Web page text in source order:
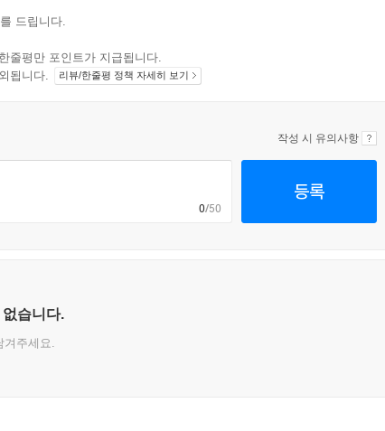
드립니다.
줄평만 포인트가 지급됩니다.
됩니다.
리뷰/한줄평 정책 자세히 보기
작성 시 유의사항
0/50
등록
습니다.
겨주세요.